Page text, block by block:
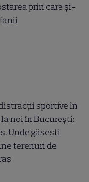
prin care și-
sportive în
noi în București:
Unde găsești
terenuri de